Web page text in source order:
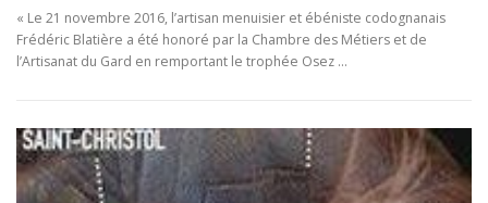
« Le 21 novembre 2016, l’artisan menuisier et ébéniste codognanais
Frédéric Blatière a été honoré par la Chambre des Métiers et de
l’Artisanat du Gard en remportant le trophée Osez …